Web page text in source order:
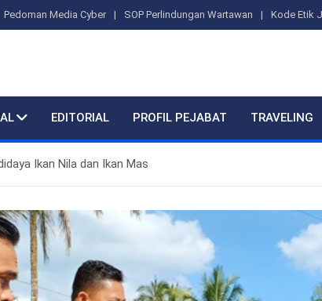
Pedoman Media Cyber SOP Perlindungan Wartawan Kode Etik
EDITORIAL PROFIL PEJABAT TRAVELING
Ikan Nila dan Ikan Mas